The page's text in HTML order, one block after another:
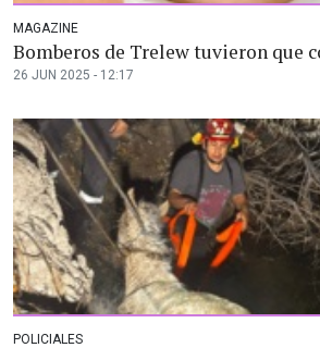
MAGAZINE
Bomberos de Trelew tuvieron que
26 JUN 2025 - 12:17
POLICIALES